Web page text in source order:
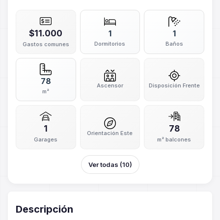
$11.000
Gastos comunes
1
Dormitorios
1
Baños
78
m²
Ascensor Disposición Frente
1
Garages
Orientación Este 78
m² balcones
Ver todas (10)
Descripción